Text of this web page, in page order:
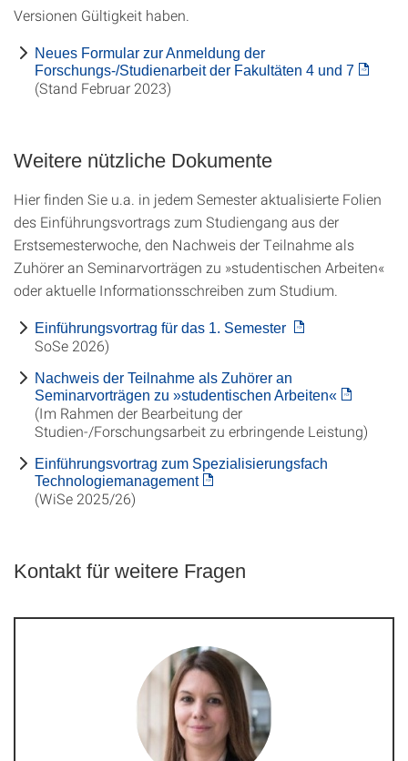
Versionen Gültigkeit haben.
Neues Formular zur Anmeldung der
Forschungs-/Studienarbeit der Fakultäten 4 und 7
(Stand Februar 2023)
Weitere nützliche Dokumente
Hier finden Sie u.a. in jedem Semester aktualisierte Folien
des Einführungsvortrags zum Studiengang aus der
Erstsemesterwoche, den Nachweis der Teilnahme als
Zuhörer an Seminarvorträgen zu »studentischen Arbeiten«
oder aktuelle Informationsschreiben zum Studium.
Einführungsvortrag für das 1. Semester
SoSe 2026)
Nachweis der Teilnahme als Zuhörer an
Seminarvorträgen zu »studentischen Arbeiten«
(Im Rahmen der Bearbeitung der
Studien-/Forschungsarbeit zu erbringende Leistung)
Einführungsvortrag zum Spezialisierungsfach
Technologiemanagement
(WiSe 2025/26)
Kontakt für weitere Fragen